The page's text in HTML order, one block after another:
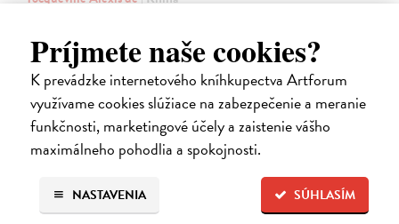
Príjmete naše cookies?
K prevádzke internetového kníhkupectva Artforum
využívame cookies slúžiace na zabezpečenie a meranie
funkčnosti, marketingové účely a zaistenie vášho
maximálneho pohodlia a spokojnosti.
SÚHLASÍM
NASTAVENIA
komentáři Ivo Budila, Jana Kellera a Gertrudy Himmelfalberové.
Od…
Na sklade ?
5,94 €
6,60 € ?
na sklade